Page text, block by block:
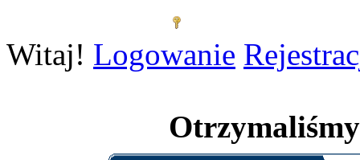
Witaj! Logowanie